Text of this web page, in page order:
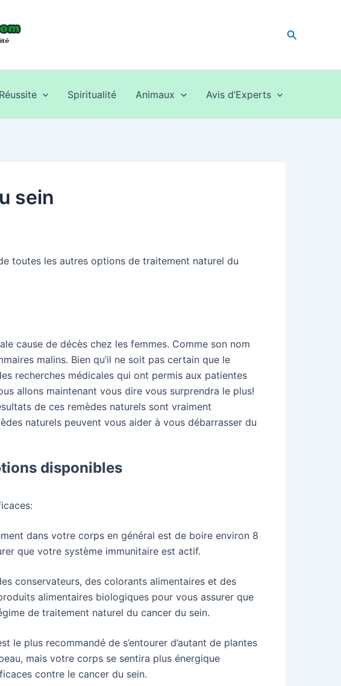
Réussite Spiritualité Animaux Avis d’Experts
sein
toutes les autres options de traitement naturel du
cause de décès chez les femmes. Comme son nom
malins. Bien qu’il ne soit pas certain que le
recherches médicales qui ont permis aux patientes
allons maintenant vous dire vous surprendra le plus!
de ces remèdes naturels sont vraiment
naturels peuvent vous aider à vous débarrasser du
disponibles
dans votre corps en général est de boire environ 8
que votre système immunitaire est actif.
conservateurs, des colorants alimentaires et des
alimentaires biologiques pour vous assurer que
de traitement naturel du cancer du sein.
le plus recommandé de s’entourer d’autant de plantes
mais votre corps se sentira plus énergique
contre le cancer du sein.